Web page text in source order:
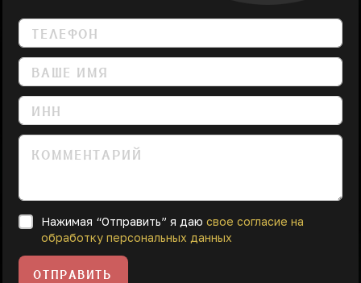
Нажимая “Отправить” я даю свое согласие на
обработку персональных данных
ОТПРАВИТЬ